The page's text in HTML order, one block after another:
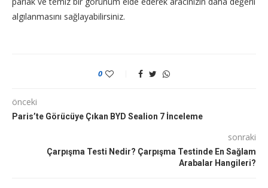
algılanmasını sağlayabilirsiniz.
0
önceki
Paris’te Görücüye Çıkan BYD Sealion 7 İnceleme
sonraki
Çarpışma Testi Nedir? Çarpışma Testinde En Sağlam
Arabalar Hangileri?